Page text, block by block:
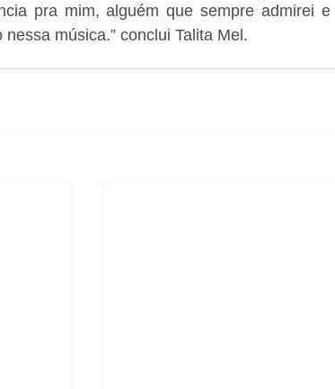
pra mim, alguém que sempre admirei
música.” conclui Talita Mel.